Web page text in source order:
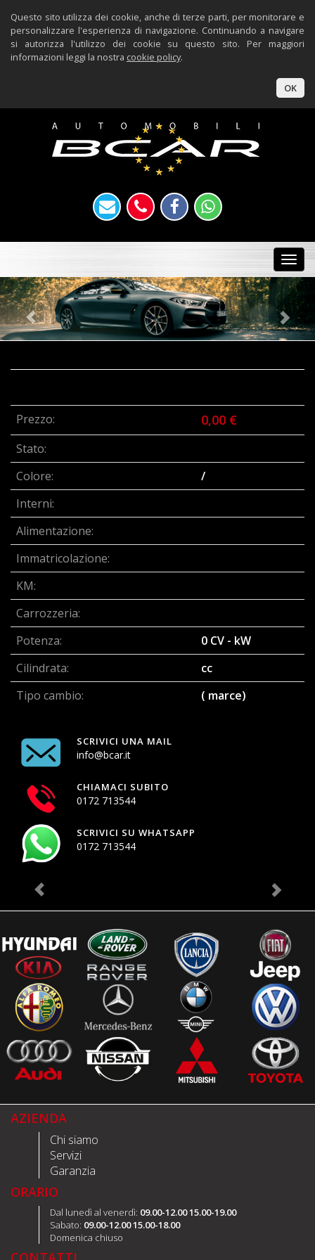
Questo sito utilizza dei cookie, anche di terze parti, per monitorare e
personalizzare l'esperienza di navigazione. Continuando a navigare
si autorizza l'utilizzo dei cookie su questo sito. Per maggiori
informazioni leggi la nostra cookie policy.
OK
Previous
Prezzo: 0,00 €
Stato:
Colore:
/
Interni:
Alimentazione:
Immatricolazione:
KM:
Carrozzeria:
Potenza:
0 CV - kW
Cilindrata:
cc
Tipo cambio:
( marce)
SCRIVICI UNA MAIL
info@bcar.it
CHIAMACI SUBITO
0172 713544
SCRIVICI SU WHATSAPP
0172 713544
AZIENDA
Chi siamo
Servizi
Garanzia
ORARIO
Dal lunedì al venerdì: 09.00-12.00 15.00-19.00
Sabato: 09.00-12.00 15.00-18.00
Domenica chiuso